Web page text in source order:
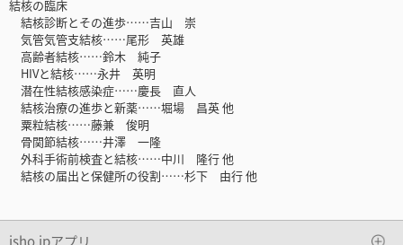
結核の臨床
結核診断とその進歩……吉山 崇
気管気管支結核……尾形 英雄
高齢者結核……鈴木 純子
HIVと結核……永井 英明
潜在性結核感染症……慶長 直人
結核治療の進歩と新薬……堀場 昌英 他
粟粒結核……藤兼 俊明
骨関節結核……井澤 一隆
外科手術前検査と結核……中川 隆行 他
結核の届出と保健所の役割……杉下 由行 他
isho.jpアプリ